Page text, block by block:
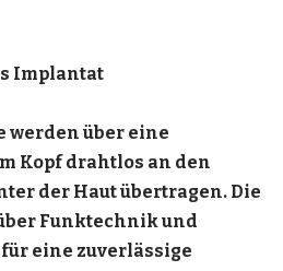
Implantat
werden über eine
Kopf drahtlos an den
der Haut übertragen. Die
Funktechnik und
eine zuverlässige